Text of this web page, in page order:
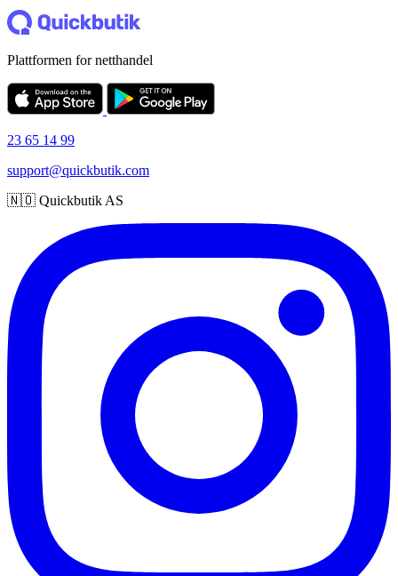
Plattformen for netthandel
23 65 14 99
support@quickbutik.com
🇳🇴 Quickbutik AS